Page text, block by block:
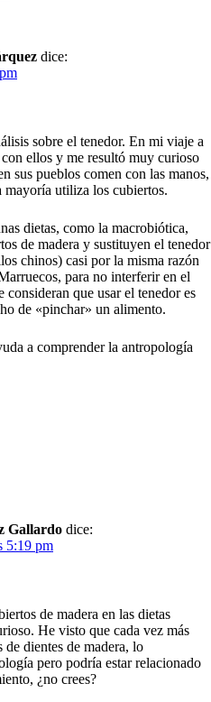
dice:
sobre el tenedor. En mi viaje a
ellos y me resultó muy curioso
sus pueblos comen con las manos,
utiliza los cubiertos.
dietas, como la macrobiótica,
de madera y sustituyen el tenedor
chinos) casi por la misma razón
para no interferir en el
que usar el tenedor es
de «pinchar» un alimento.
a comprender la antropología
Gallardo dice:
5:19 pm
de madera en las dietas
He visto que cada vez más
de dientes de madera, lo
pero podría estar relacionado
¿no crees?